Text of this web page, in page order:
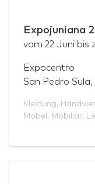
Expojuniana
vom 22 Juni bis
Expocentro
San Pedro
Kleidung,
Möbel , Mobiliar,